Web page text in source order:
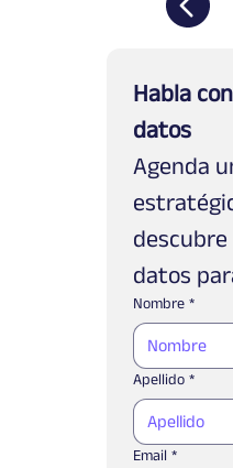
Habla
datos
Agenda
datos
Nombre *
Apellido *
Email *